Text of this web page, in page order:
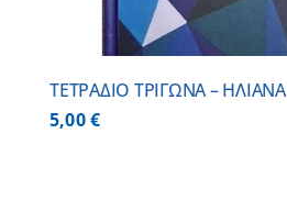
ΤΕΤΡΑΔΙΟ ΤΡΙΓΩΝΑ – ΗΛΙΑΝΑ
5,00€